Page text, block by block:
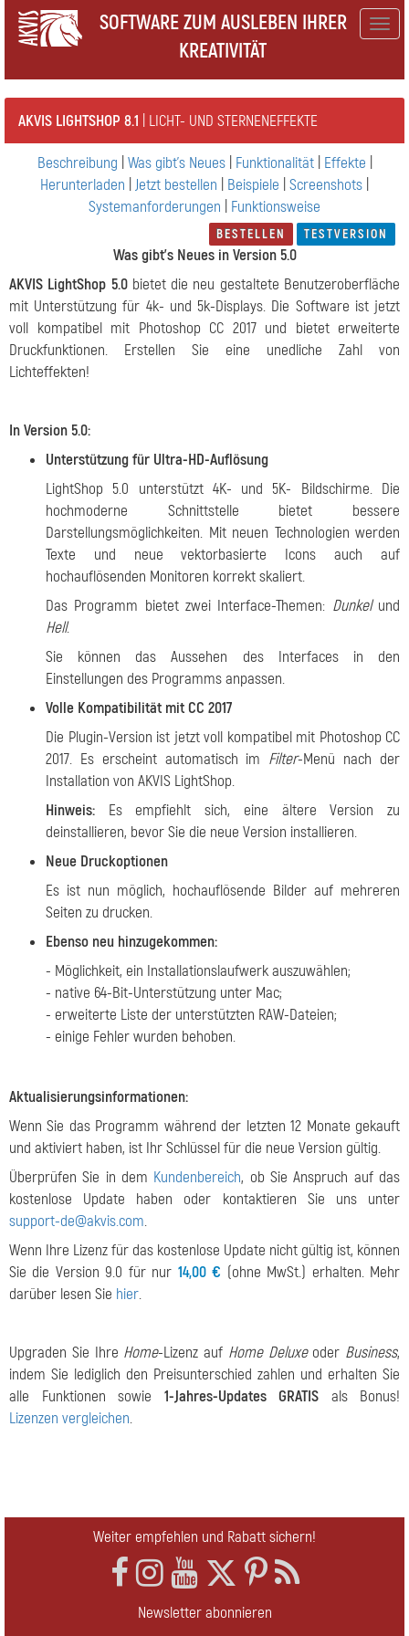
SOFTWARE ZUM AUSLEBEN IHRER
KREATIVITÄT
AKVIS LIGHTSHOP 8.1 | LICHT- UND STERNENEFFEKTE
Beschreibung Was gibt's Neues| Funktionalität| Effekte
Herunterladen
Jetzt bestellen Beispiele Screenshots
Systemanforderungen
Funktionsweise
BESTELLEN TESTVERSION
Was gibt's Neues in Version 5.0
AKVIS LightShop 5.0bietet die neu gestaltete Benutzeroberfläche
mit Unterstützung für 4k- und 5k-Displays. Die Software ist jetzt
voll kompatibel mit Photoshop CC 2017 und bietet erweiterte
Druckfunktionen. Erstellen Sie eine unedliche Zahl von
Lichteffekten!
In Version 5.0:
Unterstützung für Ultra-HD-Auflösung
LightShop 5.0 unterstützt 4K- und 5K- Bildschirme. Die
hochmoderne Schnittstelle bietet bessere
Darstellungsmöglichkeiten. Mit neuen Technologien werden
Texte und neue vektorbasierte Icons auch auf
hochauflösenden Monitoren korrekt skaliert.
Das Programm bietet zwei Interface-Themen: Dunkelund
Hell.
Sie können das Aussehen des Interfaces in den
Einstellungen des Programms anpassen.
Volle Kompatibilität mit CC 2017
Die Plugin-Version ist jetzt voll kompatibel mit Photoshop CC
2017. Es erscheint automatisch im Filter-Menü nach der
Installation von AKVIS LightShop.
Hinweis: Es empfiehlt sich, eine ältere Version zu
deinstallieren, bevor Sie die neue Version installieren.
Neue Druckoptionen
Es ist nun möglich, hochauflösende Bilder auf mehreren
Seiten zu drucken.
Ebenso neu hinzugekommen:
- Möglichkeit, ein Installationslaufwerk auszuwählen;
- native 64-Bit-Unterstützung unter Mac;
- erweiterte Liste der unterstützten RAW-Dateien;
- einige Fehler wurden behoben.
Aktualisierungsinformationen:
Wenn Sie das Programm während der letzten 12 Monate gekauft
und aktiviert haben, ist Ihr Schlüssel für die neue Version gültig.
Überprüfen Sie in dem Kundenbereich, ob Sie Anspruch auf das
kostenlose Update haben oder kontaktieren Sie uns unter
support-de@akvis.com.
Wenn Ihre Lizenz für das kostenlose Update nicht gültig ist, können
Sie die Version 9.0 für nur 14,00 € (ohne MwSt.) erhalten. Mehr
darüber lesen Sie hier.
Upgraden Sie Ihre Home-Lizenz auf Home Deluxeoder Business,
indem Sie lediglich den Preisunterschied zahlen und erhalten Sie
alle Funktionen sowie 1-Jahres-Updates GRATIS als Bonus!
Lizenzen vergleichen.
Weiter empfehlen und Rabatt sichern!
Newsletter abonnieren